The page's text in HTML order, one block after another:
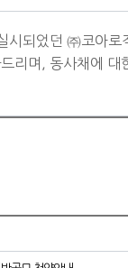
되었던 ㈜코아로
리며, 동사채에 대